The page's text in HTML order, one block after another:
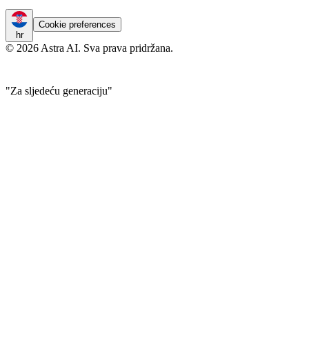
hr
Cookie preferences
© 2026 Astra AI. Sva prava pridržana.
"Za sljedeću generaciju"